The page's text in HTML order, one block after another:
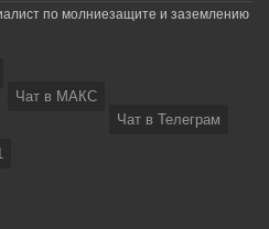
по молниезащите и заземлению
Чат в МАКС
Чат в Телеграм